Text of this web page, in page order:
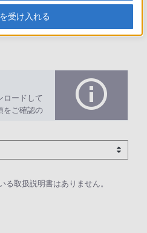
ロードして
をご確認の
取扱説明書はありません。
受け入れる